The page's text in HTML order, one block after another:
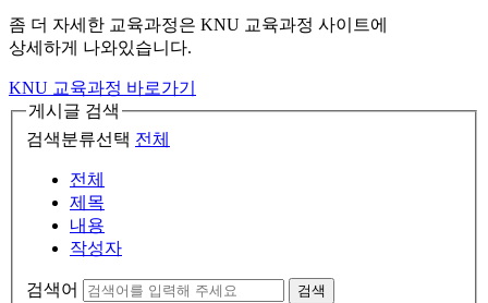
좀 더 자세한 교육과정은 KNU 교육과정 사이트에
상세하게 나와있습니다.
KNU 교육과정 바로가기
게시글 검색
검색분류선택 전체
전체
제목
내용
작성자
검색어 검색